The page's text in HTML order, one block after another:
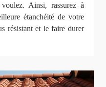
Ainsi, rassurez à
étanchéité de votre
résistant et le faire durer